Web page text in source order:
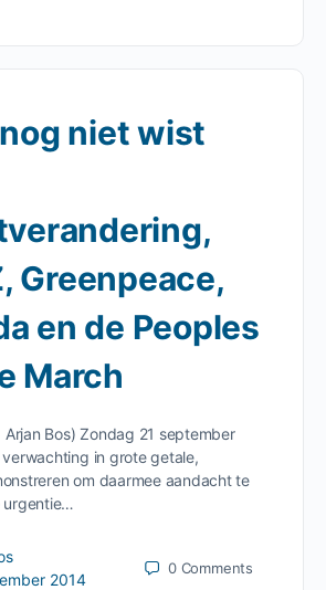
niet wist
Greenpeace,
en de Peoples
March
Bos) Zondag 21 september
in grote getale,
om daarmee aandacht te
urgentie…
2014
0 Comments